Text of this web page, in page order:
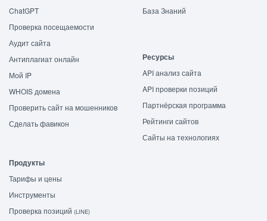
ChatGPT
Проверка посещаемости
Аудит сайта
Антиплагиат онлайн
Мой IP
WHOIS домена
Проверить сайт на мошенников
Сделать фавикон
База Знаний
Ресурсы
API анализ сайта
API проверки позиций
Партнёрская программа
Рейтинги сайтов
Сайты на технологиях
Продукты
Тарифы и цены
Инструменты
Проверка позиций (LINE)